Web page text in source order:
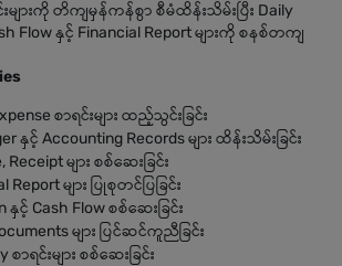
းများကို တိကျမှန်ကန်စွာ စီမံထိန်းသိမ်းပြီး Daily
Flow နှင့် Financial Report များကို စနစ်တကျ
စာရင်းများ ထည့်သွင်းခြင်း
နှင့် Accounting Records များ ထိန်းသိမ်းခြင်း
များ စစ်ဆေးခြင်း
များ ပြုစုတင်ပြခြင်း
နှင့် Cash Flow စစ်ဆေးခြင်း
များ ပြင်ဆင်ကူညီခြင်း
ာရင်းများ စစ်ဆေးခြင်း